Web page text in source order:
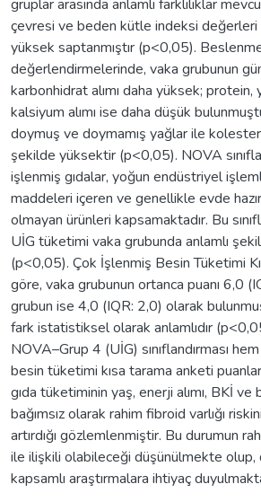
gruplar arasında anlamlı farklılıklar
çevresi ve beden kütle indeksi değerleri
yüksek saptanmıştır (p<0,05).
değerlendirmelerinde, vaka grubunun
karbonhidrat alımı daha yüksek;
kalsiyum alımı ise daha düşük
doymuş ve doymamış yağlar ile
şekilde yüksektir (p<0,05). NOVA
işlenmiş gıdalar, yoğun endüstriyel
maddeleri içeren ve genellikle evde
olmayan ürünleri kapsamaktadır. Bu
UİG tüketimi vaka grubunda anlamlı
(p<0,05). Çok İşlenmiş Besin Tüketimi
göre, vaka grubunun ortanca puanı 6,0
grubun ise 4,0 (IQR: 2,0) olarak
fark istatistiksel olarak anlamlıdır
NOVA–Grup 4 (UİG) sınıflandırması
besin tüketimi kısa tarama anketi
gıda tüketiminin yaş, enerji alımı, BKİ
bağımsız olarak rahim fibroid varlığı
artırdığı gözlemlenmiştir. Bu durumun
ile ilişkili olabileceği düşünülmekte olup,
kapsamlı araştırmalara ihtiyaç